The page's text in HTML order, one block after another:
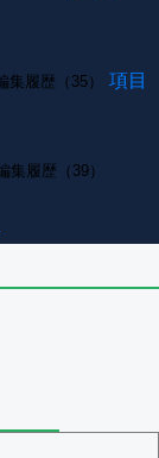
集履歴（35）
項目
集履歴（39）